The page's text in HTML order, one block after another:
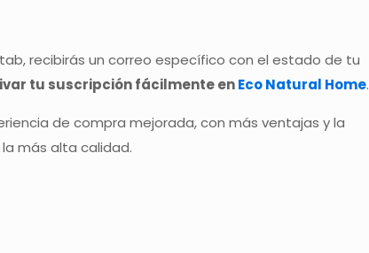
recibirás un correo específico con el estado de tu
tu suscripción fácilmente enEco Natural Home.
de compra mejorada, con más ventajas y la
más alta calidad.